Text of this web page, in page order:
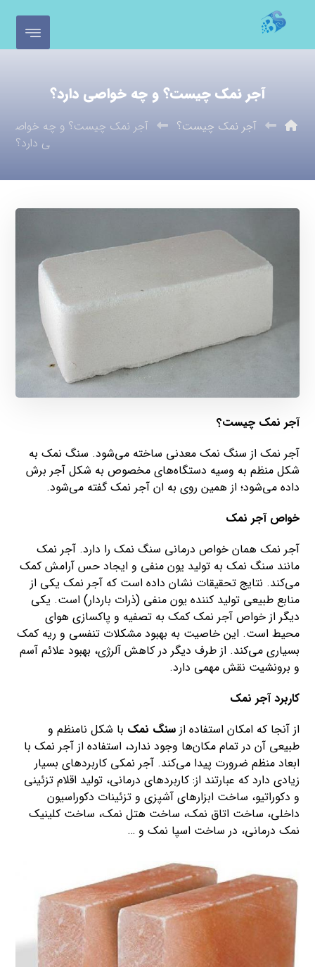
آجر نمک چیست؟ و چه خواصی دارد؟
آجر نمک چیست؟
آجر نمک چیست؟ و چه خواص
ی دارد؟
آجر نمک چیست؟
آجر نمک از سنگ نمک معدنی ساخته می‌شود. سنگ نمک به
شکل منظم به وسیه دستگاه‌های مخصوص به شکل آجر برش
داده می‌شود؛ از همین روی به ان آجر نمک گفته می‌شود.
خواص آجر نمک
آجر نمک همان خواص درمانی سنگ نمک را دارد. آجر نمک
مانند سنگ نمک به تولید یون منفی و ایجاد حس آرامش کمک
می‌کند. نتایج تحقیقات نشان داده است که آجر نمک یکی از
منابع طبیعی تولید کننده‌ یون منفی (ذرات باردار) است. یکی
دیگر از خواص آجر نمک کمک به تصفیه و پاکسازی هوای
محیط است. این خاصیت به بهبود مشکلات تنفسی و ریه کمک
بسیاری می‌کند. از طرف دیگر در کاهش آلرژی، بهبود علائم آسم
و برونشیت نقش مهمی دارد.
کاربرد آجر نمک
از آنجا که امکان استفاده از سنگ نمک با شکل نامنظم و
طبیعی آن در تمام مکان‌ها وجود ندارد، استفاده از آجر نمک با
ابعاد منظم ضرورت پیدا می‌کند. آجر نمکی کاربردهای بسیار
زیادی دارد که عبارتند از: کاربردهای درمانی، تولید اقلام تزئینی
و دکوراتیو، ساخت ابزارهای آشپزی و تزئینات دکوراسیون
داخلی، ساخت اتاق نمک، ساخت هتل نمک، ساخت کلینیک
نمک درمانی، در ساخت اسپا نمک و …